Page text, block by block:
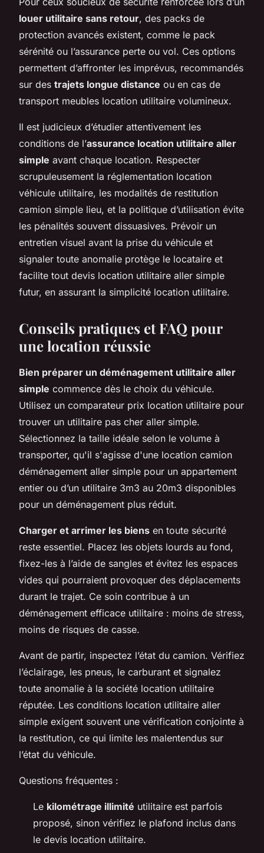
louer utilitaire sans retour, des packs de
protection avancés existent, comme le pack
sérénité ou l’assurance perte ou vol. Ces options
permettent d’affronter les imprévus, recommandés
sur des trajets longue distance ou en cas de
transport meubles location utilitaire volumineux.
Il est judicieux d’étudier attentivement les
conditions de l’assurance location utilitaire aller
simple avant chaque location. Respecter
scrupuleusement la réglementation location
véhicule utilitaire, les modalités de restitution
camion simple lieu, et la politique d’utilisation évite
les pénalités souvent dissuasives. Prévoir un
entretien visuel avant la prise du véhicule et
signaler toute anomalie protège le locataire et
facilite tout devis location utilitaire aller simple
futur, en assurant la simplicité location utilitaire.
Conseils pratiques et FAQ pour
une location réussie
Bien préparer un déménagement utilitaire aller
simple commence dès le choix du véhicule.
Utilisez un comparateur prix location utilitaire pour
trouver un utilitaire pas cher aller simple.
Sélectionnez la taille idéale selon le volume à
transporter, qu'il s'agisse d'une location camion
déménagement aller simple pour un appartement
entier ou d’un utilitaire 3m3 au 20m3 disponibles
pour un déménagement plus réduit.
Charger et arrimer les biens en toute sécurité
reste essentiel. Placez les objets lourds au fond,
fixez-les à l’aide de sangles et évitez les espaces
vides qui pourraient provoquer des déplacements
durant le trajet. Ce soin contribue à un
déménagement efficace utilitaire : moins de stress,
moins de risques de casse.
Avant de partir, inspectez l’état du camion. Vérifiez
l’éclairage, les pneus, le carburant et signalez
toute anomalie à la société location utilitaire
réputée. Les conditions location utilitaire aller
simple exigent souvent une vérification conjointe à
la restitution, ce qui limite les malentendus sur
l’état du véhicule.
Questions fréquentes :
Le kilométrage illimité utilitaire est parfois
proposé, sinon vérifiez le plafond inclus dans
le devis location utilitaire.